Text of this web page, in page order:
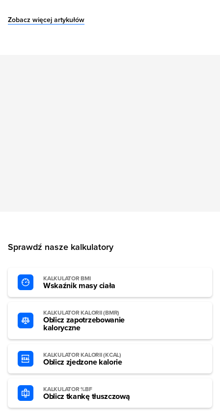
Zobacz więcej artykułów
Sprawdź nasze kalkulatory
KALKULATOR BMI
Wskaźnik masy ciała
KALKULATOR KALORII (BMR)
Oblicz zapotrzebowanie
kaloryczne
KALKULATOR KALORII (KCAL)
Oblicz zjedzone kalorie
KALKULATOR %BF
Oblicz tkankę tłuszczową